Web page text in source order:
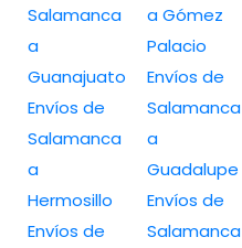
Salamanca
a
Guanajuato
Envíos de
Salamanca
a
Hermosillo
Envíos de
a Gómez
Palacio
Envíos de
Salamanca
a
Guadalupe
Envíos de
Salamanca